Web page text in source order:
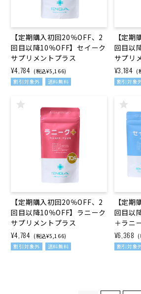
【定期購入初回20％OFF、2
回目以降10％OFF】セイーク
サプリメントプラス
¥4,784 (税込¥5,166)
割引対象外
送料無料
【定
回目以
サプリ
¥3,184 (
割引対象
【定期購入初回20％OFF、2
回目以降10％OFF】ラニーク
サプリメントプラス
¥4,784 (税込¥5,166)
割引対象外
送料無料
【定
回目以
＋ラニ
¥6,368 (
割引対象